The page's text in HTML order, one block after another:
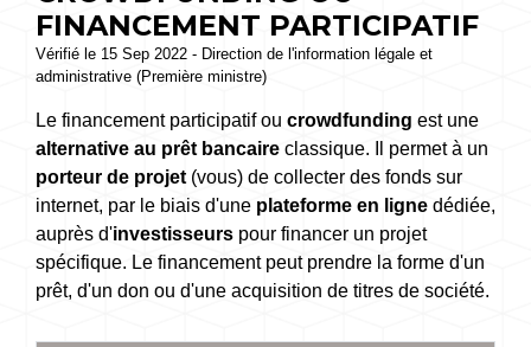
FINANCEMENT PARTICIPATIF
Vérifié le 15 Sep 2022 - Direction de l'information légale et
administrative (Première ministre)
Le financement participatif ou crowdfunding est une
alternative au prêt bancaire classique. Il permet à un
porteur de projet (vous) de collecter des fonds sur
internet, par le biais d'une plateforme en ligne dédiée,
auprès d'investisseurs pour financer un projet
spécifique. Le financement peut prendre la forme d'un
prêt, d'un don ou d'une acquisition de titres de société.